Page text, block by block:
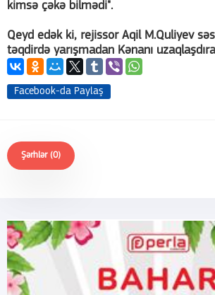
kimsə çəkə bilmədi".
Qeyd edək ki, rejissor Aqil M.Quliyev səs
təqdirdə yarışmadan Kənanı
Facebook-da Paylaş
Şərhlər (0)